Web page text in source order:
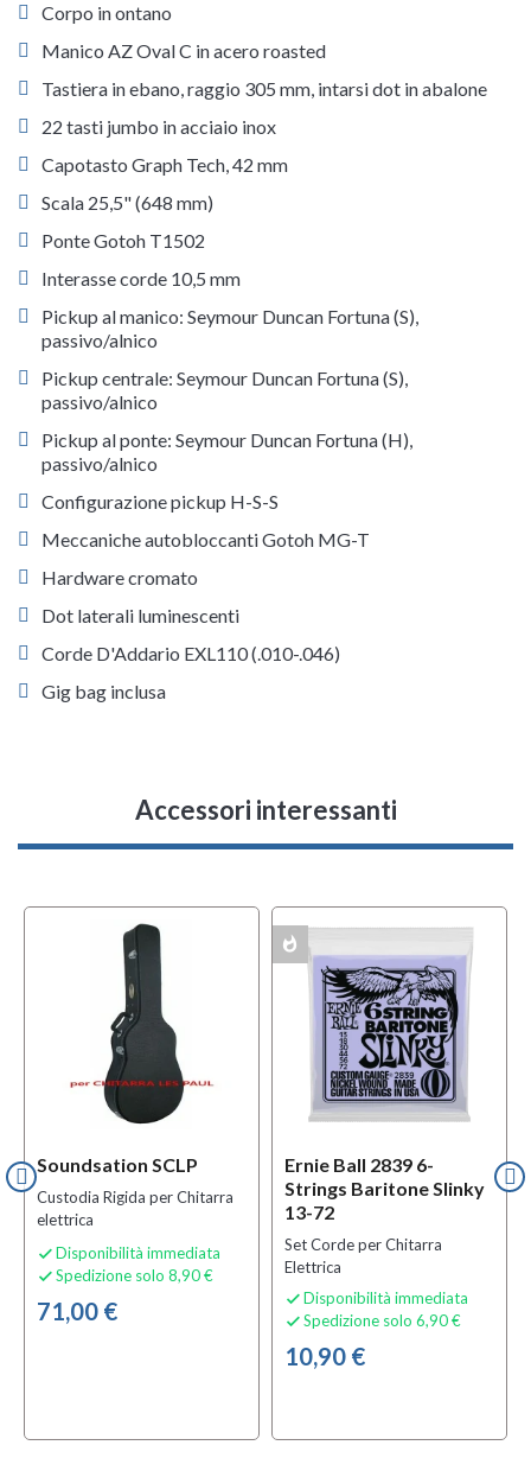
Corpo in ontano
Manico AZ Oval C in acero roasted
Tastiera in ebano, raggio 305 mm, intarsi dot in abalone
22 tasti jumbo in acciaio inox
Capotasto Graph Tech, 42 mm
Scala 25,5" (648 mm)
Ponte Gotoh T1502
Interasse corde 10,5 mm
Pickup al manico: Seymour Duncan Fortuna (S),
passivo/alnico
Pickup centrale: Seymour Duncan Fortuna (S),
passivo/alnico
Pickup al ponte: Seymour Duncan Fortuna (H),
passivo/alnico
Configurazione pickup H-S-S
Meccaniche autobloccanti Gotoh MG-T
Hardware cromato
Dot laterali luminescenti
Corde D'Addario EXL110 (.010-.046)
Gig bag inclusa
Accessori interessanti
Soundsation SCLP
Custodia Rigida per Chitarra
elettrica
 Disponibilità immediata
 Spedizione solo 8,90 €
71,00 €
Ernie Ball 2839 6-
Strings Baritone Slinky
13-72
Set Corde per Chitarra
Elettrica
 Disponibilità immediata
 Spedizione solo 6,90 €
10,90 €
whatshot